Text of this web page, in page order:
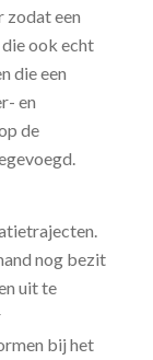
zodat een
ook echt
die een
en
de
nog bezit
uit te
bij het